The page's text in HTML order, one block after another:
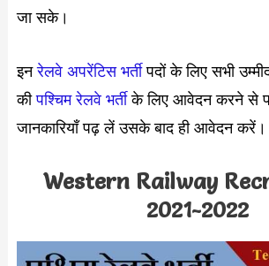
जा सके।
इनरेलवे अपरेंटिस भर्तीपदों के लिए सभी
कीपश्चिम रेलवे भर्तीके लिए आवेदन करने से
जानकारियाँ पढ़ लें उसके बाद ही आवेदन करें।
Western Railway
2021-2022